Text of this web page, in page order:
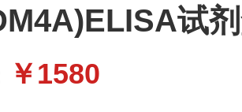
试
￥1580